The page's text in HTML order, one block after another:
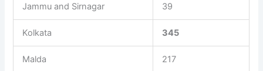
Jammu and Sirnagar 39
Kolkata 345
Malda 217